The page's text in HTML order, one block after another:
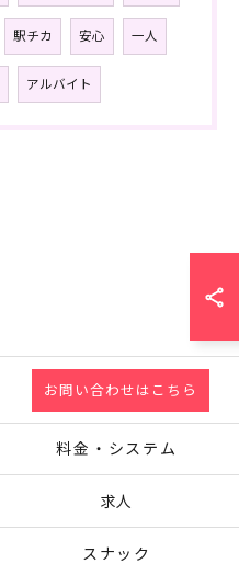
駅チカ 安心 一人
アルバイト
お問い合わせはこちら
料金・システム
求人
スナック